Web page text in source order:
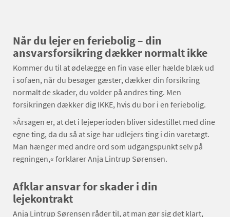
Når du lejer en feriebolig – din
ansvarsforsikring dækker normalt ikke
Kommer du til at ødelægge en fin vase eller hælde blæk ud
i sofaen, når du besøger gæster, dækker din forsikring
normalt de skader, du volder på andres ting. Men
forsikringen dækker dig IKKE, hvis du bor i en feriebolig.
»Årsagen er, at det i lejeperioden bliver sidestillet med dine
egne ting, da du så at sige har udlejers ting i din varetægt.
Man hænger med andre ord som udgangspunkt selv på
regningen,« forklarer Anja Lintrup Sørensen.
Afklar ansvar for skader i din
lejekontrakt
Anja Lintrup Sørensen råder til, at man gør sig det klart,